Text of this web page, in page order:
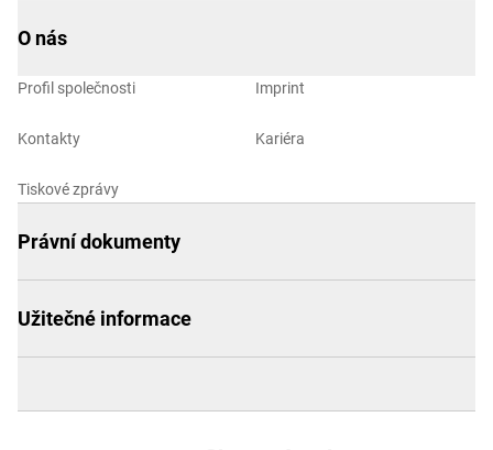
O nás
Profil společnosti
Kontakty
Tiskové zprávy
Imprint
Kariéra
Právní dokumenty
Užitečné informace